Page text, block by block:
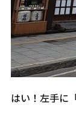
はい！左手に